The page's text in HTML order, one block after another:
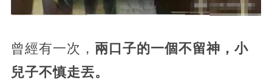
曾經有一次， 兩口子的一個不留神，小
兒子不慎走丟。